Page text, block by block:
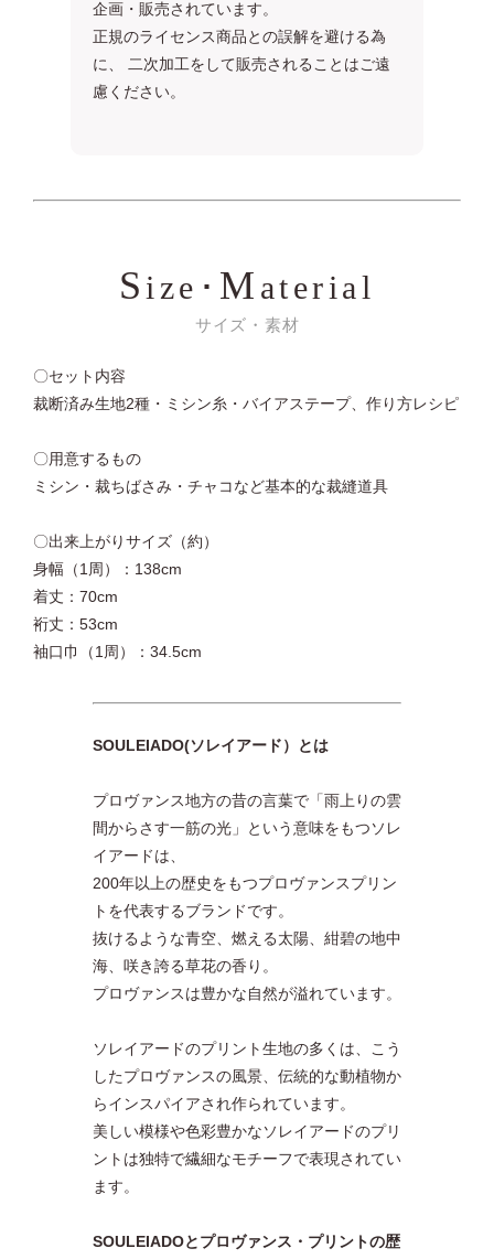
企画・販売されています。
正規のライセンス商品との誤解を避ける為
に、 二次加工をして販売されることはご遠
慮ください。
Size･ M aterial
サイズ・素材
〇セット内容
裁断済み生地2種・ミシン糸・バイアステープ、作り方レシピ
〇用意するもの
ミシン・裁ちばさみ・チャコなど基本的な裁縫道具
〇出来上がりサイズ（約）
身幅（1周）：138cm
着丈：70cm
裄丈：53cm
袖口巾（1周）：34.5cm
SOULEIADO(ソレイアード）とは
プロヴァンス地方の昔の言葉で「雨上りの雲
間からさす一筋の光」という意味をもつソレ
イアードは、
200年以上の歴史をもつプロヴァンスプリン
トを代表するブランドです。
抜けるような青空、燃える太陽、紺碧の地中
海、咲き誇る草花の香り。
プロヴァンスは豊かな自然が溢れています。
ソレイアードのプリント生地の多くは、こう
したプロヴァンスの風景、伝統的な動植物か
らインスパイアされ作られています。
美しい模様や色彩豊かなソレイアードのプリ
ントは独特で繊細なモチーフで表現されてい
ます。
SOULEIADOとプロヴァンス・プリントの歴